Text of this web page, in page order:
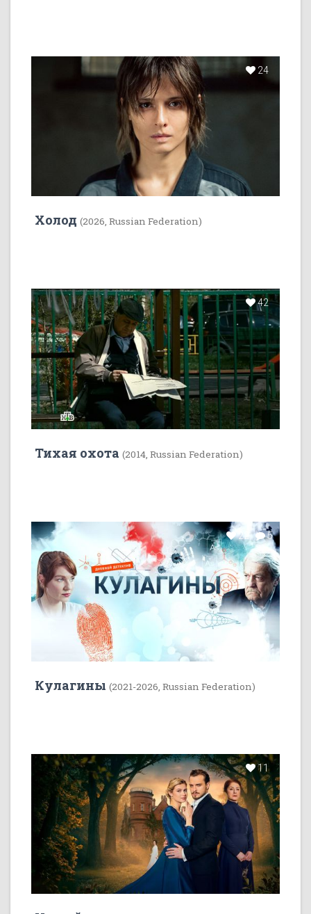
24
Холод (2026, Russian Federation)
42
Тихая охота (2014, Russian Federation)
22 5
Кулагины (2021-2026, Russian Federation)
11